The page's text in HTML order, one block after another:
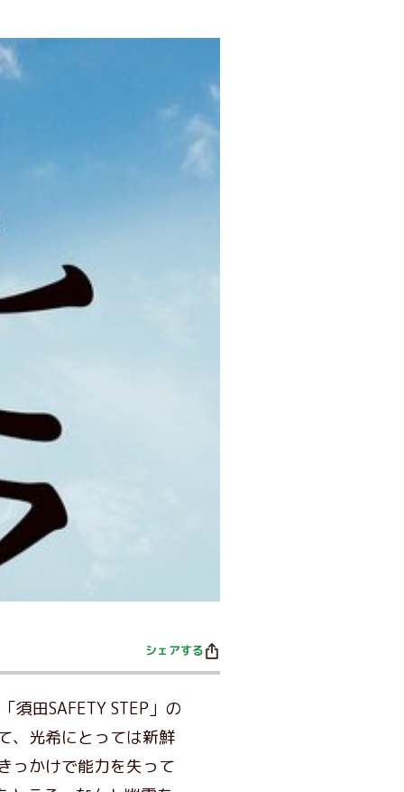
シェアする
田SAFETY STEP」の
、光希にとっては新鮮
っかけで能力を失って